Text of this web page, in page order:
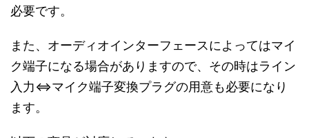
必要です。
また、オーディオインターフェースによってはマイ
ク端子になる場合がありますので、その時はライン
入力⇔マイク端子変換プラグの用意も必要になり
ます。